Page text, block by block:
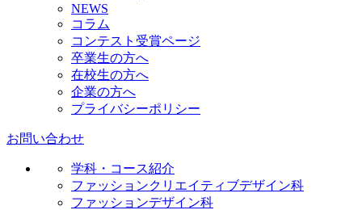
NEWS
コラム
コンテスト受賞ページ
卒業生の方へ
在校生の方へ
企業の方へ
プライバシーポリシー
お問い合わせ
学科・コース紹介
ファッションクリエイティブデザイン科
ファッションデザイン科